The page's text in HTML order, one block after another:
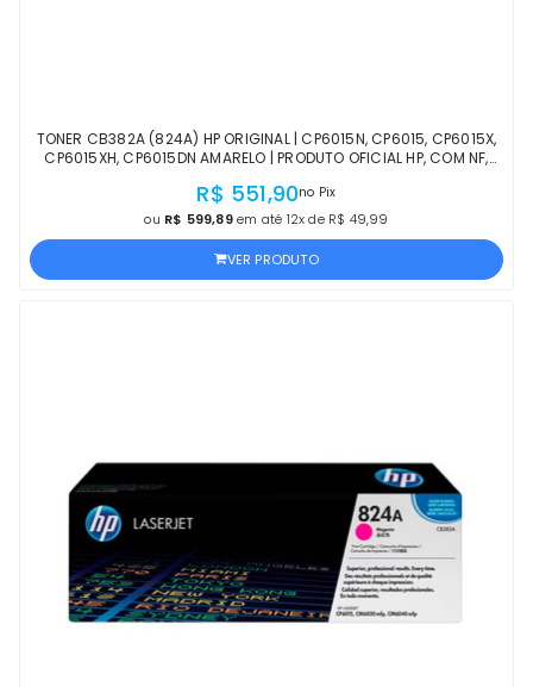
TONER CB382A (824A) HP ORIGINAL | CP6015N, CP6015, CP6015X,
CP6015XH, CP6015DN AMARELO | PRODUTO OFICIAL HP, COM NF,
R$ 551,90no Pix
ou R$ 599,89em até 12x de R$ 49,99
VER PRODUTO